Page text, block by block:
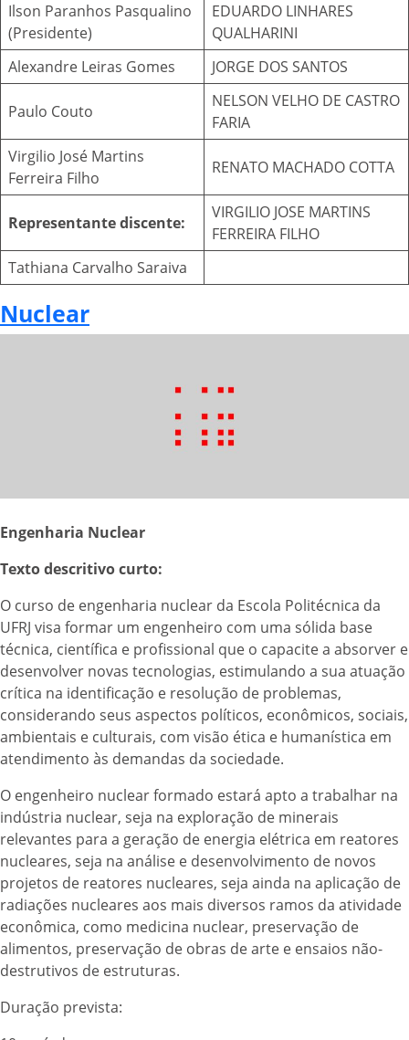
Ilson Paranhos Pasqualino
(Presidente)
EDUARDO LINHARES
QUALHARINI
Alexandre Leiras Gomes
JORGE DOS SANTOS
Paulo Couto
NELSON VELHO DE CASTRO
FARIA
Virgilio José Martins
Ferreira Filho
RENATO MACHADO COTTA
Representante discente:
VIRGILIO JOSE MARTINS
FERREIRA FILHO
Tathiana Carvalho Saraiva
Nuclear
Engenharia Nuclear
Texto descritivo curto:
O curso de engenharia nuclear da Escola Politécnica da
UFRJ visa formar um engenheiro com uma sólida base
técnica, científica e profissional que o capacite a absorver e
desenvolver novas tecnologias, estimulando a sua atuação
crítica na identificação e resolução de problemas,
considerando seus aspectos políticos, econômicos, sociais,
ambientais e culturais, com visão ética e humanística em
atendimento às demandas da sociedade.
O engenheiro nuclear formado estará apto a trabalhar na
indústria nuclear, seja na exploração de minerais
relevantes para a geração de energia elétrica em reatores
nucleares, seja na análise e desenvolvimento de novos
projetos de reatores nucleares, seja ainda na aplicação de
radiações nucleares aos mais diversos ramos da atividade
econômica, como medicina nuclear, preservação de
alimentos, preservação de obras de arte e ensaios não-
destrutivos de estruturas.
Duração prevista: